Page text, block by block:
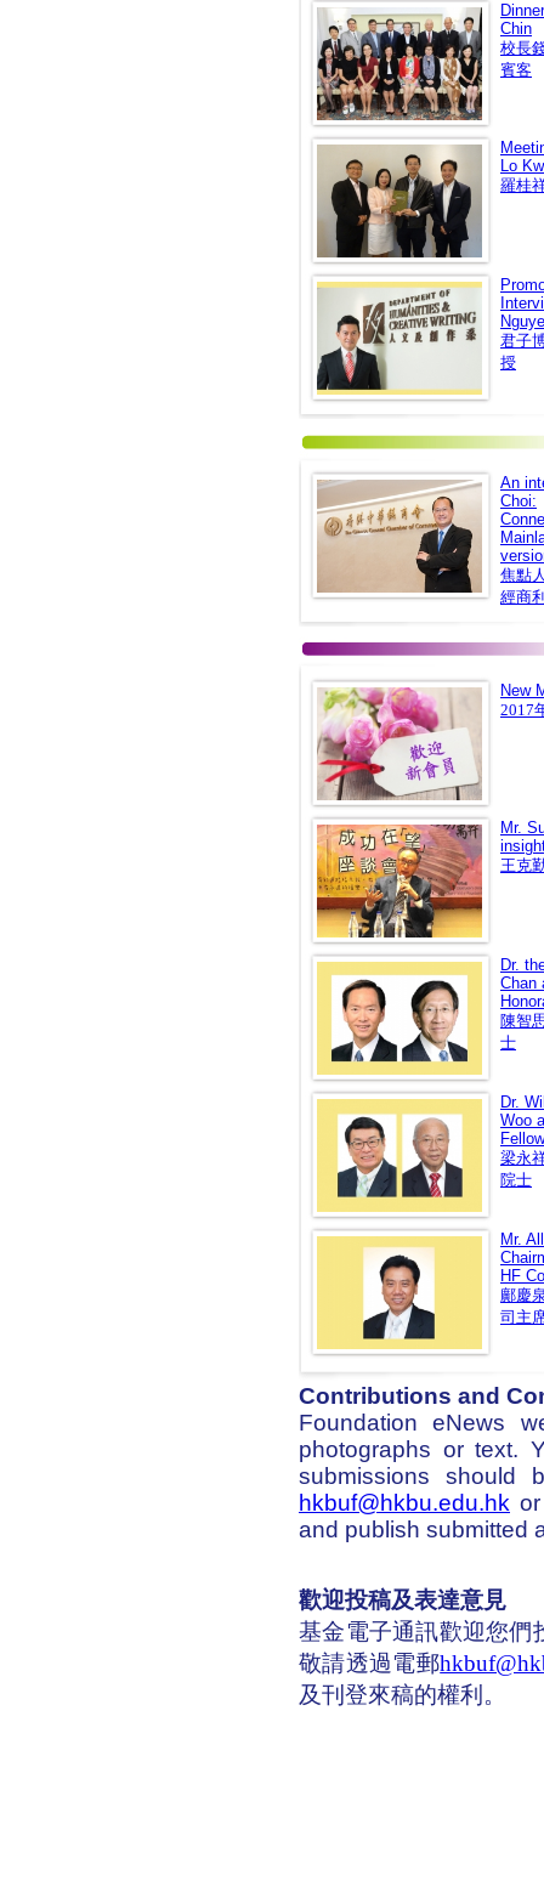
Chin
校長
賓客
Lo
羅桂
君子
授
An
Choi:
焦點
經商
New
2017
Mr.
王克
Dr.
Chan
陳智
士
Dr.
Woo
梁永
院士
Mr.
HF
鄺慶
司主
Contributions and
Foundation eNews
photographs or text.
submissions should
hkbuf@hkbu.edu.hk
and publish submitted
歡迎投稿及表達意見
基金電子通訊歡迎您們
敬請透過電郵
及刊登來稿的權利。